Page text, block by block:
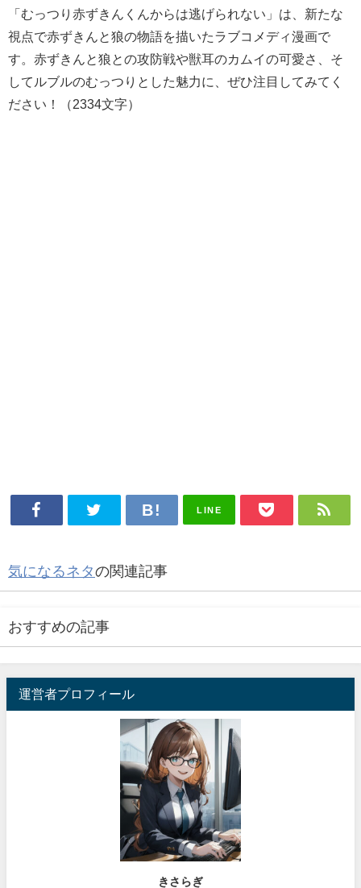
「むっつり赤ずきんくんからは逃げられない」は、新たな
視点で赤ずきんと狼の物語を描いたラブコメディ漫画で
す。赤ずきんと狼との攻防戦や獣耳のカムイの可愛さ、そ
してルブルのむっつりとした魅力に、ぜひ注目してみてく
ださい！（2334文字）
LINE
気になるネタの関連記事
おすすめの記事
運営者プロフィール
きさらぎ